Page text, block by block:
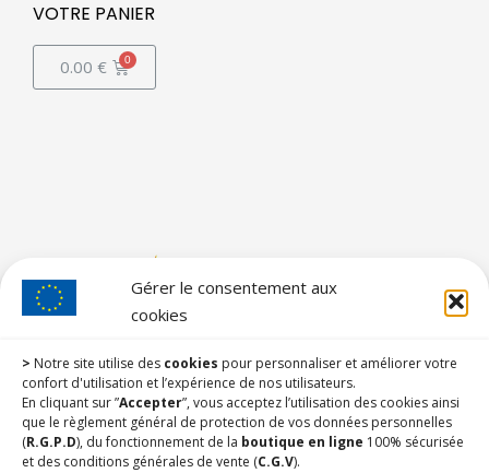
Gérer le consentement aux
cookies
> Notre site utilise des cookies pour personnaliser et améliorer votre
confort d'utilisation et l’expérience de nos utilisateurs.
En cliquant sur ”Accepter”, vous acceptez l’utilisation des cookies ainsi
que le règlement général de protection de vos données personnelles
(R.G.P.D), du fonctionnement de la boutique en ligne 100% sécurisée
et des conditions générales de vente (C.G.V).
VOTRE PANIER
0.00 €